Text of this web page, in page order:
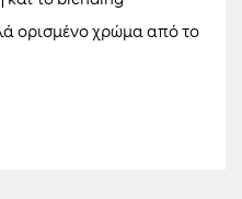
ορισμένο χρώμα από το